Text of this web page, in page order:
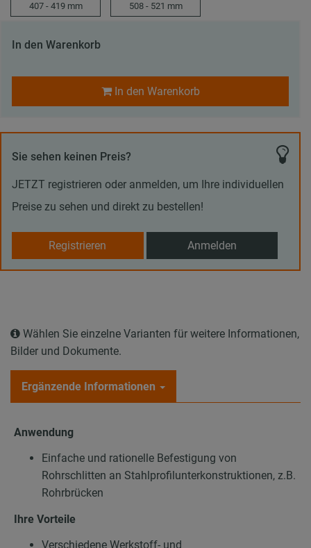
407 - 419 mm 508 - 521 mm
In den Warenkorb
In den Warenkorb
Sie sehen keinen Preis?
JETZT registrieren oder anmelden, um Ihre individuellen
Preise zu sehen und direkt zu bestellen!
Registrieren Anmelden
Wählen Sie einzelne Varianten für weitere Informationen,
Bilder und Dokumente.
Ergänzende Informationen
Anwendung
Einfache und rationelle Befestigung von
Rohrschlitten an Stahlprofilunterkonstruktionen, z.B.
Rohrbrücken
Ihre Vorteile
Verschiedene Werkstoff- und